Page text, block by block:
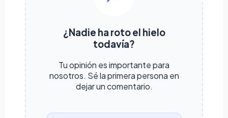
¿Nadie ha roto el hielo
todavía?
Tu opinión es importante para
nosotros. Sé la primera persona en
dejar un comentario.